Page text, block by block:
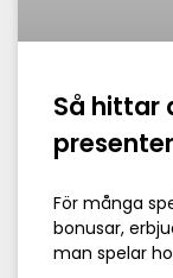
Så hittar
För många
bonusar,
man spelar